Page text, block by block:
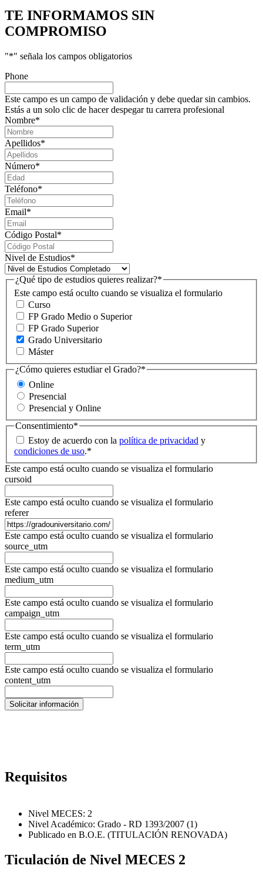
TE INFORMAMOS SIN
COMPROMISO
"*" señala los campos obligatorios
Phone
Este campo es un campo de validación y debe quedar sin cambios.
Estás a un solo clic de hacer despegar tu carrera profesional
Nombre*
Apellidos*
Número*
Teléfono*
Email*
Código Postal*
Nivel de Estudios*
Este campo está oculto cuando se visualiza el formulario
¿Qué tipo de estudios quieres realizar?*
Curso
FP Grado Medio o Superior
FP Grado Superior
Grado Universitario
Máster
¿Cómo quieres estudiar el Grado?*
Online
Presencial
Presencial y Online
Consentimiento*
Estoy de acuerdo con la política de privacidad y
condiciones de uso.*
Este campo está oculto cuando se visualiza el formulario
cursoid
Este campo está oculto cuando se visualiza el formulario
referer
Este campo está oculto cuando se visualiza el formulario
source_utm
Este campo está oculto cuando se visualiza el formulario
medium_utm
Este campo está oculto cuando se visualiza el formulario
campaign_utm
Este campo está oculto cuando se visualiza el formulario
term_utm
Este campo está oculto cuando se visualiza el formulario
content_utm
Requisitos
Nivel MECES: 2
Nivel Académico: Grado - RD 1393/2007 (1)
Publicado en B.O.E. (TITULACIÓN RENOVADA)
Ticulación de Nivel MECES 2